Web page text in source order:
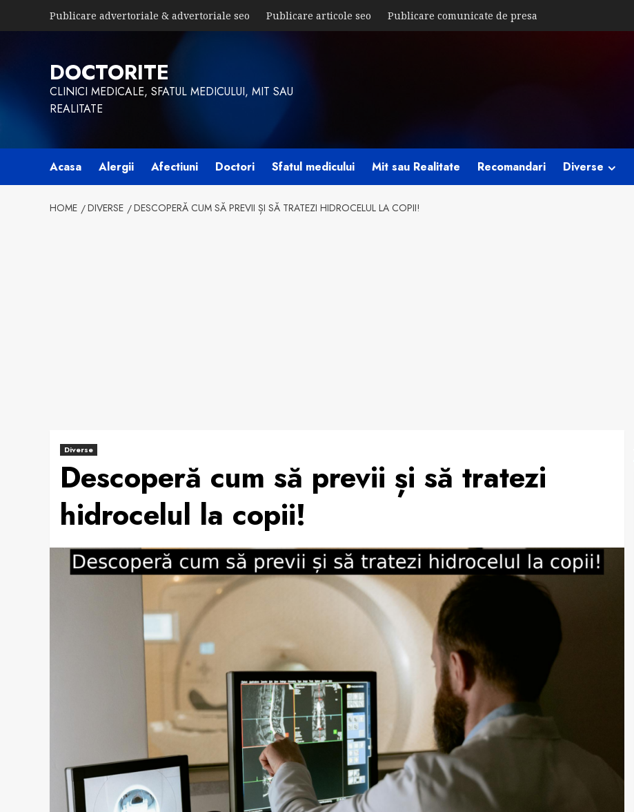
Publicare advertoriale & advertoriale seo Publicare articole seo Publicare comunicate de presa
DOCTORITE
CLINICI MEDICALE, SFATUL MEDICULUI, MIT SAU
REALITATE
Acasa Alergii Afectiuni Doctori Sfatul medicului Mit sau Realitate Recomandari Diverse
HOME DIVERSE DESCOPERĂ CUM SĂ PREVII ȘI SĂ TRATEZI HIDROCELUL LA COPII!
Diverse
Descoperă cum să previi și să tratezi
hidrocelul la copii!